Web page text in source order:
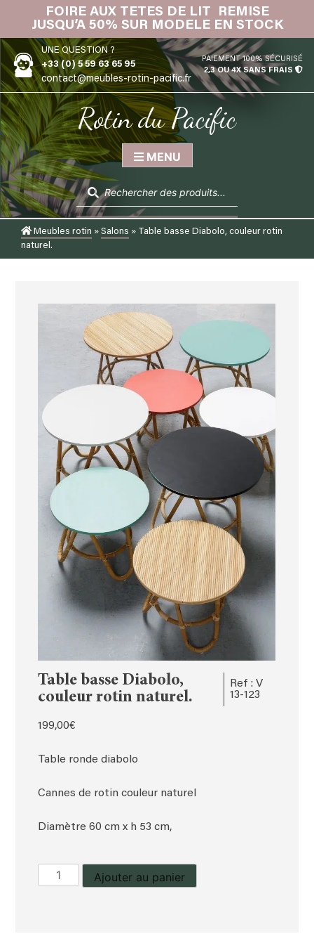
content
FOIRE AUX TETES DE LIT REMISE
JUSQU’A 50% SUR MODELE EN STOCK
UNE QUESTION ?
+33 (0) 5 59 63 65 95
contact@meubles-rotin-pacific.fr
PAIEMENT 100% SÉCURISÉ
2,3 OU 4X SANS FRAIS
Rotin du Pacific
MENU
Recherche
de
produits
Meubles rotin » Salons » Table basse Diabolo, couleur rotin
naturel.
Table basse Diabolo,
couleur rotin naturel.
Ref : V
13-123
199,00€
Table ronde diabolo
Cannes de rotin couleur naturel
Diamètre 60 cm x h 53 cm,
quantité
de
Ajouter au panier